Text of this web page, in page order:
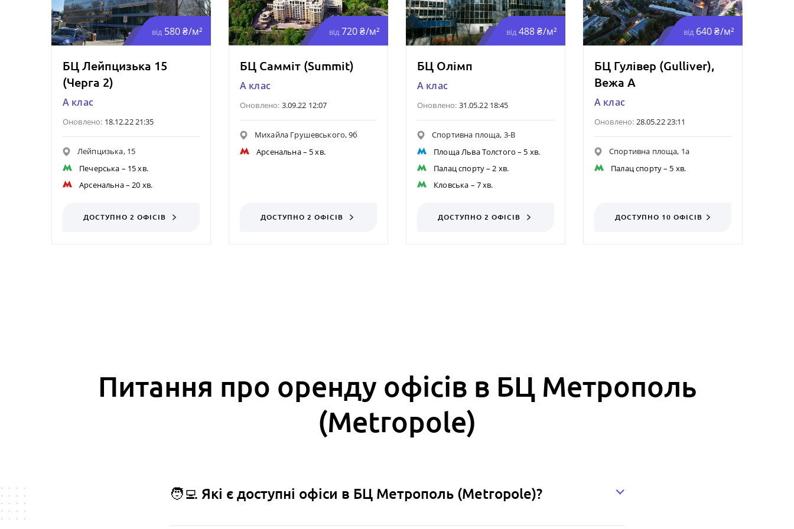
від 580 ₴/м²
БЦ Лейпцизька 15
(Черга 2)
A клас
Оновлено: 18.12.22 21:35
Лейпцизька, 15
Печерська – 15 хв.
Арсенальна– 20 хв.
ДОСТУПНО 2 ОФІСІВ
від 720 ₴/м²
БЦ Самміт (Summit)
A клас
Оновлено: 3.09.22 12:07
Михайла Грушевського, 9б
Арсенальна– 5 хв.
ДОСТУПНО 2 ОФІСІВ
від 488 ₴/м²
БЦ Олімп
A клас
Оновлено: 31.05.22 18:45
Спортивна площа, 3-В
Площа Льва Толстого – 5 хв.
Палац спорту– 2 хв.
Кловська – 7 хв.
ДОСТУПНО 2 ОФІСІВ
від 640 ₴/м²
БЦ Гулівер (Gulliver),
Вежа А
A клас
Оновлено: 28.05.22 23:11
Спортивна площа, 1а
Палац спорту– 5 хв.
ДОСТУПНО 10
Питання про оренду офісів в БЦ Метрополь
(Metropole)
🧑‍💻 Які є доступні офіси в БЦ Метрополь (Metropole)?